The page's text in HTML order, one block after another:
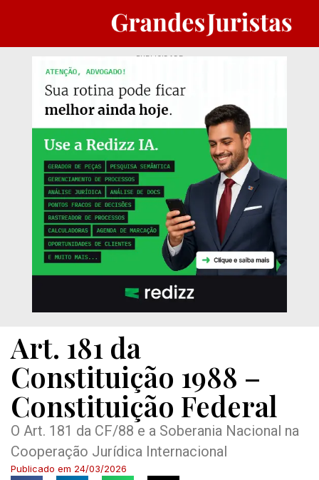
PUBLICIDADE
Art. 181 da
Constituição 1988 –
Constituição Federal
O Art. 181 da CF/88 e a Soberania Nacional na
Cooperação Jurídica Internacional
Publicado em 24/03/2026